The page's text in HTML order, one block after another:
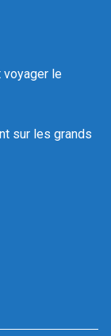
voyager le
sur les grands